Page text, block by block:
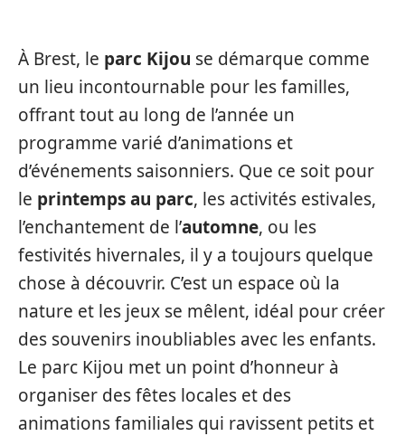
À Brest, le parc Kijou se démarque comme
un lieu incontournable pour les familles,
offrant tout au long de l’année un
programme varié d’animations et
d’événements saisonniers. Que ce soit pour
le printemps au parc, les activités estivales,
l’enchantement de l’automne, ou les
festivités hivernales, il y a toujours quelque
chose à découvrir. C’est un espace où la
nature et les jeux se mêlent, idéal pour créer
des souvenirs inoubliables avec les enfants.
Le parc Kijou met un point d’honneur à
organiser des fêtes locales et des
animations familiales qui ravissent petits et